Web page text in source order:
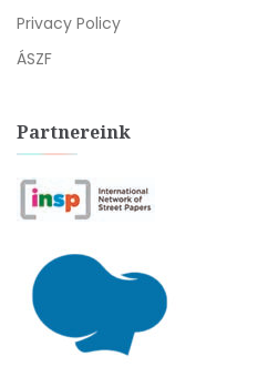
Privacy Policy
ÁSZF
Partnereink